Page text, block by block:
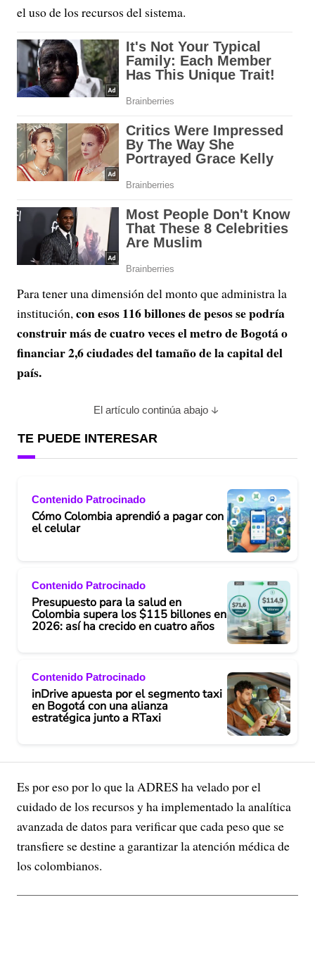
el uso de los recursos del sistema.
Para tener una dimensión del monto que administra la
institución,con esos 116 billones de pesos se podría
construir más de cuatro veces el metro de Bogotá o
financiar 2,6 ciudades del tamaño de la capital del
país.
El artículo continúa abajo
TE PUEDE INTERESAR
Contenido Patrocinado
Cómo Colombia aprendió a pagar con
el celular
Contenido Patrocinado
Presupuesto para la salud en
Colombia supera los $115 billones en
2026: así ha crecido en cuatro años
Contenido Patrocinado
inDrive apuesta por el segmento taxi
en Bogotá con una alianza
estratégica junto a RTaxi
Es por eso por lo que la ADRES ha velado por el
cuidado de los recursos y ha implementado la analítica
avanzada de datos para verificar que cada peso que se
transfiere se destine a garantizar la atención médica de
los colombianos.